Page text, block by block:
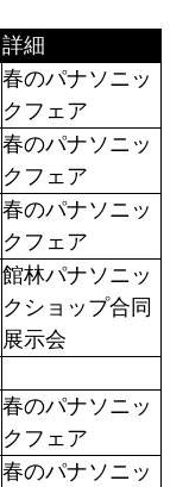
詳細
春のパナソニッ
クフェア
春のパナソニッ
クフェア
春のパナソニッ
クフェア
館林パナソニッ
クショップ合同
展示会
春のパナソニッ
クフェア
春のパナソニッ